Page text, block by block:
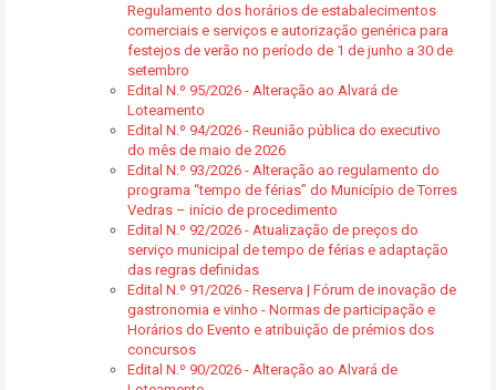
Regulamento dos horários de estabalecimentos
comerciais e serviços e autorização genérica para
festejos de verão no período de 1 de junho a 30 de
setembro
Edital N.º 95/2026 - Alteração ao Alvará de
Loteamento
Edital N.º 94/2026 - Reunião pública do executivo
do mês de maio de 2026
Edital N.º 93/2026 - Alteração ao regulamento do
programa “tempo de férias” do Município de Torres
Vedras – início de procedimento
Edital N.º 92/2026 - Atualização de preços do
serviço municipal de tempo de férias e adaptação
das regras definidas
Edital N.º 91/2026 - Reserva | Fórum de inovação de
gastronomia e vinho - Normas de participação e
Horários do Evento e atribuição de prémios dos
concursos
Edital N.º 90/2026 - Alteração ao Alvará de